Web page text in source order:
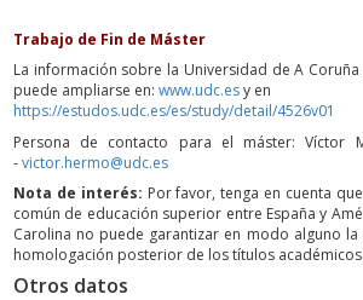
Trabajo de Fin de Máster
La información sobre la Universidad de A
puede ampliarse en: www.udc.esy en
https://estudos.udc.es/es/study/detail/4526v01
Persona de contacto para el máster: Víctor
-victor.hermo@udc.es
Nota de interés: Por favor, tenga en cuenta
común de educación superior entre España y
Carolina no puede garantizar en modo alguno
homologación posterior de los títulos
Otros datos